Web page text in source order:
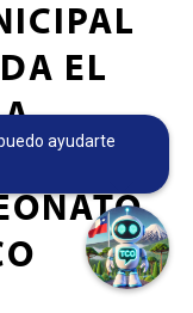
EL
ayudarte